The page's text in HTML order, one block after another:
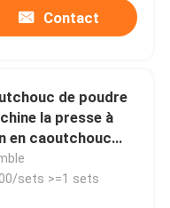
Contact
de poudre
la presse à
en caoutchouc
sets >=1 sets